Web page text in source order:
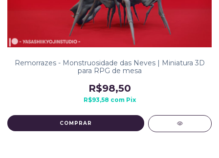
Remorrazes - Monstruosidade das Neves | Miniatura 3D
para RPG de mesa
R$98,50
R$93,58 com Pix
COMPRAR